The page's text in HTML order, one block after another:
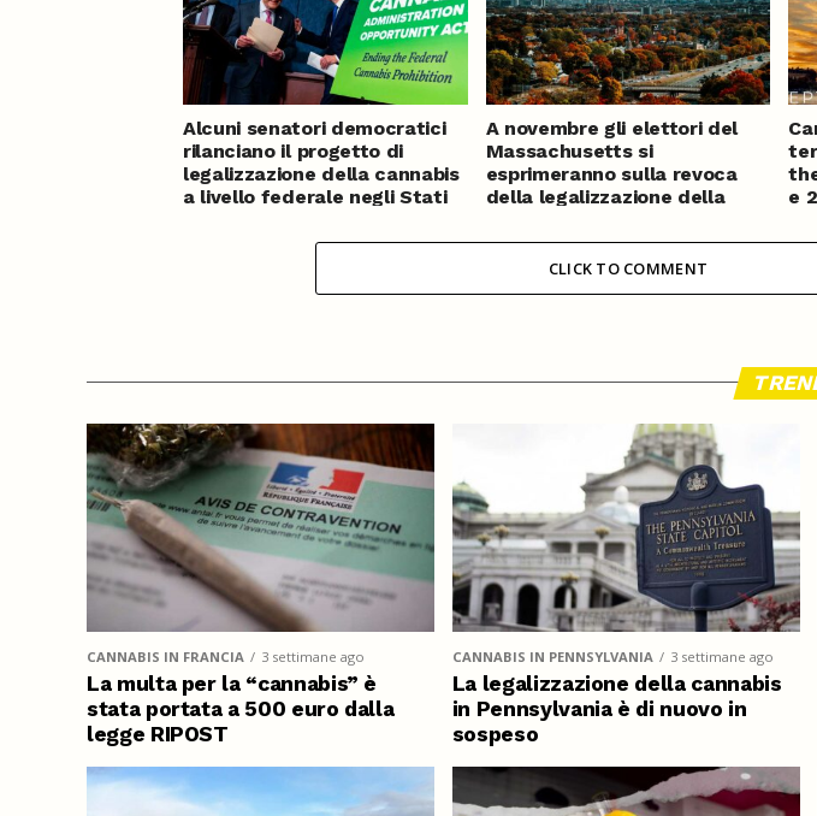
Alcuni senatori democratici
rilanciano il progetto di
legalizzazione della cannabis
a livello federale negli Stati
A novembre gli elettori del
Massachusetts si
esprimeranno sulla revoca
della legalizzazione della
e
CLICK TO COMMENT
CANNABIS IN FRANCIA 3 settimane ago
La multa per la “cannabis” è
stata portata a 500 euro dalla
legge RIPOST
CANNABIS IN PENNSYLVANIA 3 settimane ago
La legalizzazione della cannabis
in Pennsylvania è di nuovo in
sospeso